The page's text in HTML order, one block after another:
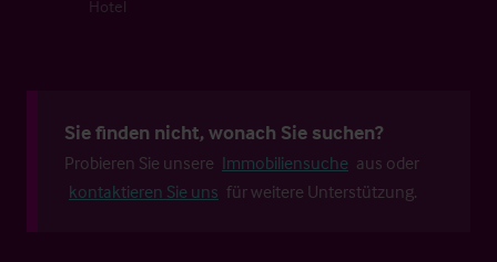
Hotel
Sie finden nicht, wonach Sie suchen?
Probieren Sie unsere Immobiliensuche aus oder
kontaktieren Sie uns für weitere Unterstützung.